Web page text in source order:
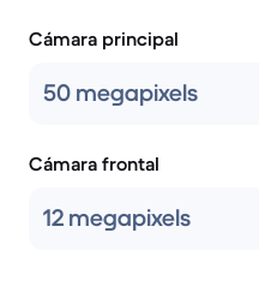
Cámara principal
50 megapixels
Cámara frontal
12 megapixels